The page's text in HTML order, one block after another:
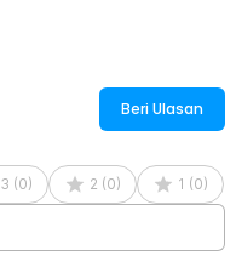
Beri Ulasan
3 (0) 2 (0) 1 (0)